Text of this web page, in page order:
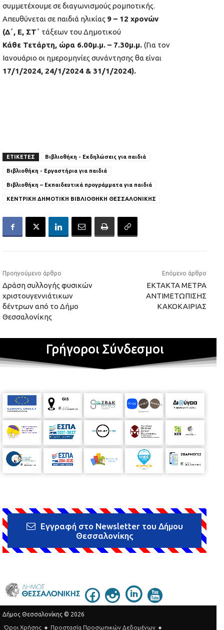
συμμετέχουμε σε διαγωνισμούς ρομποτικής.
Απευθύνεται σε παιδιά ηλικίας 9 – 12 χρονών
(Δ΄, Ε, ΣΤ΄ τάξεων του Δημοτικού
Κάθε Τετάρτη, ώρα 6.00μ.μ. – 7.30μ.μ. (Για τον
Ιανουάριο οι ημερομηνίες συνάντησης θα είναι
17/1/2024, 24/1/2024 & 31/1/2024).
ΕΤΙΚΕΤΕΣ Βιβλιοθήκη - Εκδηλώσεις για παιδιά
Βιβλιοθήκη - Εργαστήρια για παιδιά
Βιβλιοθήκη – Εκπαιδευτικά προγράμματα για παιδιά
ΚΕΝΤΡΙΚΗ ΔΗΜΟΤΙΚΗ ΒΙΒΛΙΟΘΗΚΗ ΘΕΣΣΑΛΟΝΙΚΗΣ
Προηγούμενο άρθρο
Δράση συλλογής φυσικών
χριστουγεννιάτικων
δέντρων από το Δήμο
Θεσσαλονίκης
Επόμενο άρθρο
ΕΚΤΑΚΤΑ ΜΕΤΡΑ
ΑΝΤΙΜΕΤΩΠΙΣΗΣ
ΚΑΚΟΚΑΙΡΙΑΣ
Γρήγοροι Σύνδεσμοι
Εγγραφή στο Newsletter του Δήμου
Θεσσαλονίκης
Δήμος Θεσσαλονίκης © 2026
Όροι Χρήσης
Προστασία Προσωπικών Δεδομένων